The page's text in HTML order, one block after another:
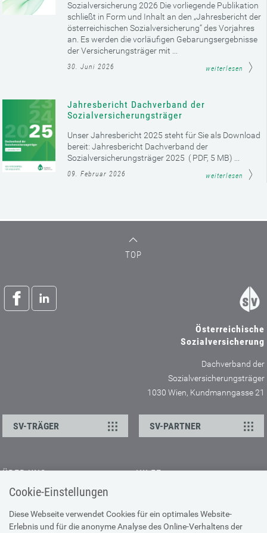
Cookie-Einstellungen
Diese Webseite verwendet Cookies für ein optimales Website-
Erlebnis und für die anonyme Analyse des Online-Verhaltens der
Sozialversicherung 2026 Die vorliegende Publikation
schließt in Form und Inhalt an den „Jahresbericht der
österreichischen Sozialversicherung“ des Vorjahres
an. Es werden die vorläufigen Gebarungsergebnisse
der Versicherungsträger mit ...
30. Juni 2026 weiterlesen
Jahresbericht Dachverband der
Sozialversicherungsträger
Unser Jahresbericht 2025 steht für Sie als Download
bereit: Jahresbericht Dachverband der
Sozialversicherungsträger 2025 ( PDF, 5 MB) ...
09. Februar 2026 weiterlesen
TOP
Österreichische
Sozialversicherung
Dachverband der
Sozialversicherungsträger
1030 Wien, Kundmanngasse 21
SV-TRÄGER SV-PARTNER
ÜBER UNS
Kontakt
Offene Stellen
Presse
HILFE
Browser-Info & Sicherheit
Hilfe zur Suche